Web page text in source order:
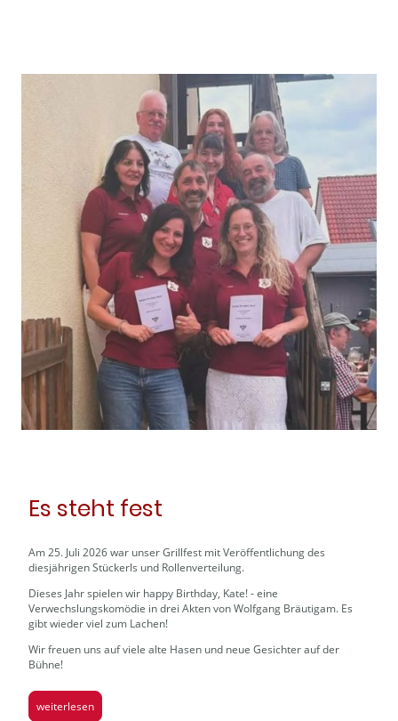
Es steht fest
Am 25. Juli 2026 war unser Grillfest mit Veröffentlichung des
diesjährigen Stückerls und Rollenverteilung.
Dieses Jahr spielen wir happy Birthday, Kate! - eine
Verwechslungskomödie in drei Akten von Wolfgang Bräutigam. Es
gibt wieder viel zum Lachen!
Wir freuen uns auf viele alte Hasen und neue Gesichter auf der
Bühne!
weiterlesen